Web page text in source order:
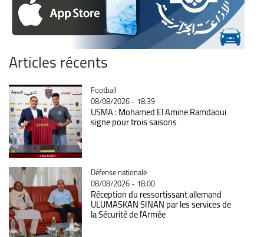
Articles récents
Catégorie
Football
08/08/2026 - 18:39
USMA : Mohamed El Amine Ramdaoui
signe pour trois saisons
Catégorie
Défense nationale
08/08/2026 - 18:00
Réception du ressortissant allemand
ULUMASKAN SINAN par les services de
la Sécurité de l’Armée